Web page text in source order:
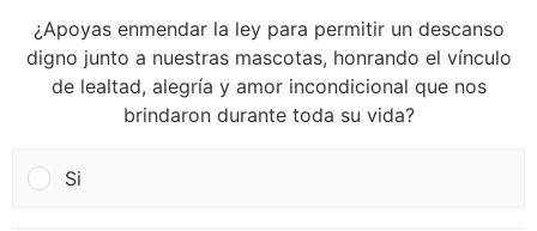
¿Apoyas enmendar la ley para permitir un descanso
digno junto a nuestras mascotas, honrando el vínculo
de lealtad, alegría y amor incondicional que nos
brindaron durante toda su vida?
Si